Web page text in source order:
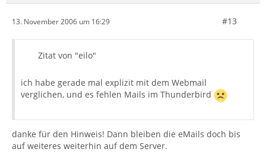
13. November 2006 um 16:29 #13
Zitat von "eilo"
ich habe gerade mal explizit mit dem Webmail
verglichen, und es fehlen Mails im Thunderbird
danke für den Hinweis! Dann bleiben die eMails doch bis
auf weiteres weiterhin auf dem Server.